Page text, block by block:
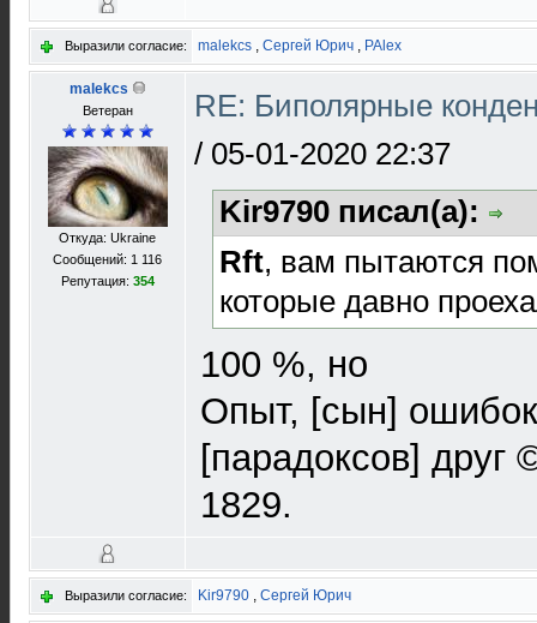
Выразили согласие: malekcs , Сергей Юрич , PAlex
malekcs
Ветеран
Откуда: Ukraine
Сообщений: 1 116
Репутация: 354
RE: Биполярные
/ 05-01-2020 22:37
Kir9790 писал(а):
Rft, вам пытаются
которые давно
100 %, но
Опыт, [сын]
[парадоксов] друг
1829.
Выразили согласие: Kir9790 , Сергей Юрич